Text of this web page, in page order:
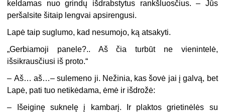
keldamas nuo grindų išdrabstytus rankšluosčius. – Jūs
peršalsite šitaip lengvai apsirengusi.
Lapė taip suglumo, kad nesumojo, ką atsakyti.
„Gerbiamoji panele?.. Aš čia turbūt ne vienintelė,
išsikrausčiusi iš proto.“
– Aš… aš…– sulemeno ji. Nežinia, kas šovė jai į galvą, bet
Lapė, pati tuo netikėdama, ėmė ir išdrožė:
–
Išeiginę suknelę į kambarį. Ir plaktos grietinėlės su